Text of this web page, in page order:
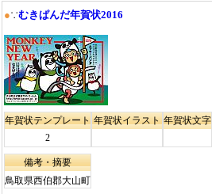
●∵むきぱんだ年賀状2016
年賀状テンプレート
2
年賀状イラスト 年賀状文字
備考・摘要
鳥取県西伯郡大山町